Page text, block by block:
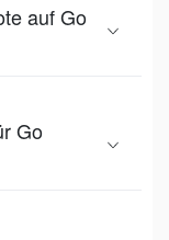
auf Go
Go